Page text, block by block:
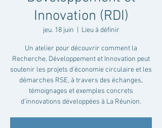
Innovation (RDI)
jeu. 18 juin Lieu à définir
Un atelier pour découvrir comment la
Recherche, Développement et Innovation peut
soutenir les projets d’économie circulaire et les
démarches RSE, à travers des échanges,
témoignages et exemples concrets
d’innovations développées à La Réunion.